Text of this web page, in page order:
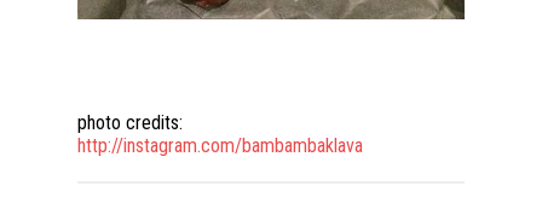
photo credits:
http://instagram.com/bambambaklava